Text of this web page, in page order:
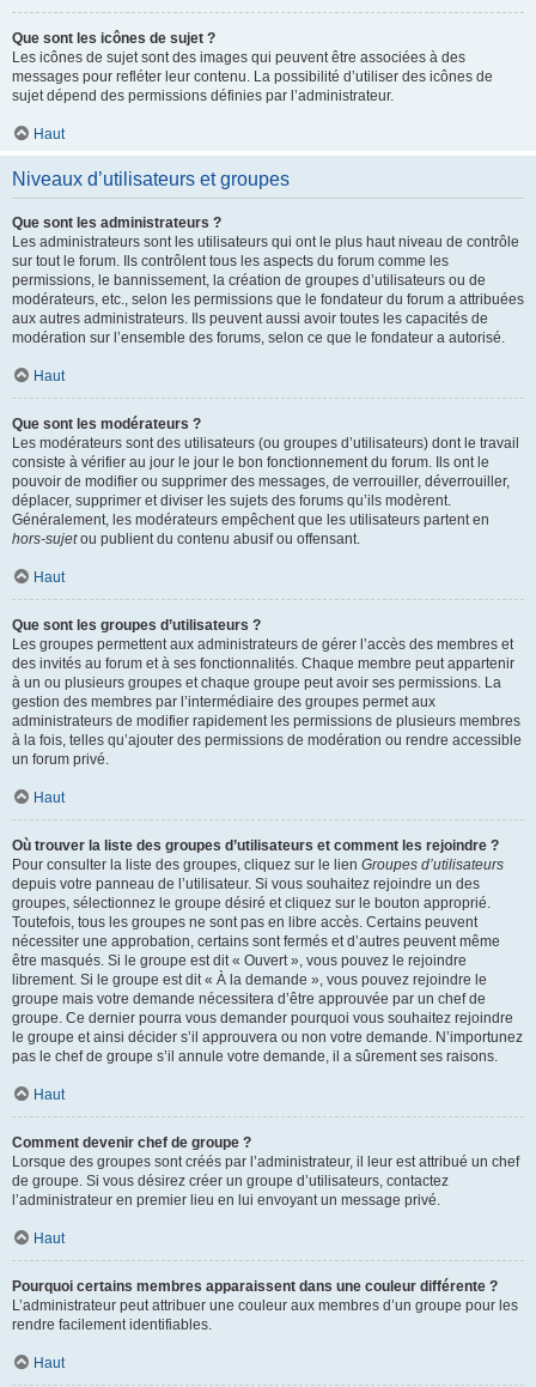
Que sont les icônes de sujet ?
Les icônes de sujet sont des images qui peuvent être associées à des
messages pour refléter leur contenu. La possibilité d’utiliser des icônes de
sujet dépend des permissions définies par l’administrateur.
Haut
Niveaux d’utilisateurs et groupes
Que sont les administrateurs ?
Les administrateurs sont les utilisateurs qui ont le plus haut niveau de contrôle
sur tout le forum. Ils contrôlent tous les aspects du forum comme les
permissions, le bannissement, la création de groupes d’utilisateurs ou de
modérateurs, etc., selon les permissions que le fondateur du forum a attribuées
aux autres administrateurs. Ils peuvent aussi avoir toutes les capacités de
modération sur l’ensemble des forums, selon ce que le fondateur a autorisé.
Haut
Que sont les modérateurs ?
Les modérateurs sont des utilisateurs (ou groupes d’utilisateurs) dont le travail
consiste à vérifier au jour le jour le bon fonctionnement du forum. Ils ont le
pouvoir de modifier ou supprimer des messages, de verrouiller, déverrouiller,
déplacer, supprimer et diviser les sujets des forums qu’ils modèrent.
Généralement, les modérateurs empêchent que les utilisateurs partent en
hors-sujetou publient du contenu abusif ou offensant.
Haut
Que sont les groupes d’utilisateurs ?
Les groupes permettent aux administrateurs de gérer l’accès des membres et
des invités au forum et à ses fonctionnalités. Chaque membre peut appartenir
à un ou plusieurs groupes et chaque groupe peut avoir ses permissions. La
gestion des membres par l’intermédiaire des groupes permet aux
administrateurs de modifier rapidement les permissions de plusieurs membres
à la fois, telles qu’ajouter des permissions de modération ou rendre accessible
un forum privé.
Haut
Où trouver la liste des groupes d’utilisateurs et comment les rejoindre ?
Pour consulter la liste des groupes, cliquez sur le lien Groupes d’utilisateurs
depuis votre panneau de l’utilisateur. Si vous souhaitez rejoindre un des
groupes, sélectionnez le groupe désiré et cliquez sur le bouton approprié.
Toutefois, tous les groupes ne sont pas en libre accès. Certains peuvent
nécessiter une approbation, certains sont fermés et d’autres peuvent même
être masqués. Si le groupe est dit « Ouvert », vous pouvez le rejoindre
librement. Si le groupe est dit « À la demande », vous pouvez rejoindre le
groupe mais votre demande nécessitera d’être approuvée par un chef de
groupe. Ce dernier pourra vous demander pourquoi vous souhaitez rejoindre
le groupe et ainsi décider s’il approuvera ou non votre demande. N’importunez
pas le chef de groupe s’il annule votre demande, il a sûrement ses raisons.
Haut
Comment devenir chef de groupe ?
Lorsque des groupes sont créés par l’administrateur, il leur est attribué un chef
de groupe. Si vous désirez créer un groupe d’utilisateurs, contactez
l’administrateur en premier lieu en lui envoyant un message privé.
Haut
Pourquoi certains membres apparaissent dans une couleur différente ?
L’administrateur peut attribuer une couleur aux membres d’un groupe pour les
rendre facilement identifiables.
Haut